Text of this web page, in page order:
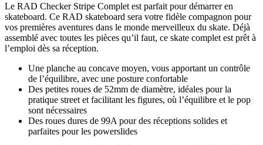
Taille:
7.75
Le RAD Checker Stripe Complet est parfait pour démarrer en
skateboard. Ce RAD skateboard sera votre fidèle compagnon pour
vos premières aventures dans le monde merveilleux du skate. Déjà
assemblé avec toutes les pièces qu’il faut, ce skate complet est prêt à
l’emploi dès sa réception.
Une planche au concave moyen, vous apportant un contrôle
de l’équilibre, avec une posture confortable
Des petites roues de 52mm de diamètre, idéales pour la
pratique street et facilitant les figures, où l’équilibre et le pop
sont nécessaires
Des roues dures de 99A pour des réceptions solides et
parfaites pour les powerslides